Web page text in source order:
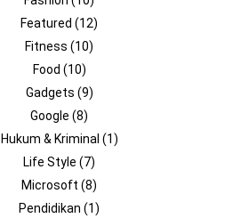
Featured (12)
Fitness (10)
Food (10)
Gadgets (9)
Google (8)
Hukum & Kriminal (1)
Life Style (7)
Microsoft (8)
Pendidikan (1)